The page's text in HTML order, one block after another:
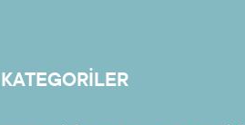
KATEGORİLER